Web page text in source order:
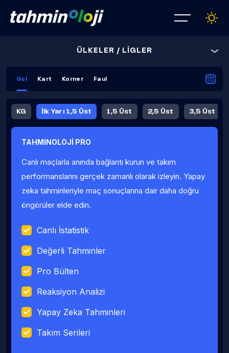
ÜLKELER / LİGLER
Gol Kart Korner Faul
KG İlk Yarı 1,5 Üst 1,5 Üst 2,5 Üst 3,5 Üst
Fauller Ortalama
TAHMINOLOJİ PRO
Canlı maçlarla anında bağlantı kurun ve takım
performanslarını gerçek zamanlı olarak izleyin. Yapay
zeka tahminleriyle maç sonuçlarına dair daha doğru
öngörüler elde edin.
Canlı İstatistik
Değerli Tahminler
Pro Bülten
Reaksiyon Analizi
Yapay Zeka Tahminleri
Takım Serileri